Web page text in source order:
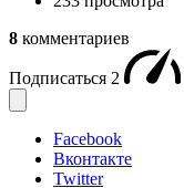
8 комментариев
Подписаться 2
Facebook
Вконтакте
Twitter